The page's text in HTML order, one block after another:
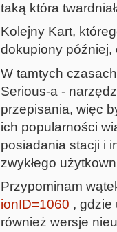
taką która
Kolejny Kart,
dokupiony później,
W tamtych
Serious-a -
przepisania, więc
ich popularności
posiadania stacji i
zwykłego
Przypominam
ionID=1060 , gdzie
również wersje